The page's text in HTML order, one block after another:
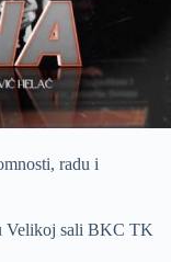
radu i
Velikoj sali BKC TK